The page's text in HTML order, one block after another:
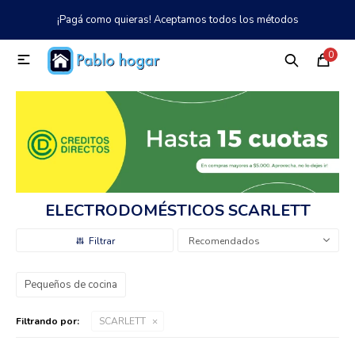
¡Pagá como quieras! Aceptamos todos los métodos
0

ELECTRODOMÉSTICOS SCARLETT
Recomendados
Pequeños de cocina
Filtrando por: SCARLETT
MI CUENTA
Catálogo Tienda 097 997 042
Climatización
Tecnología